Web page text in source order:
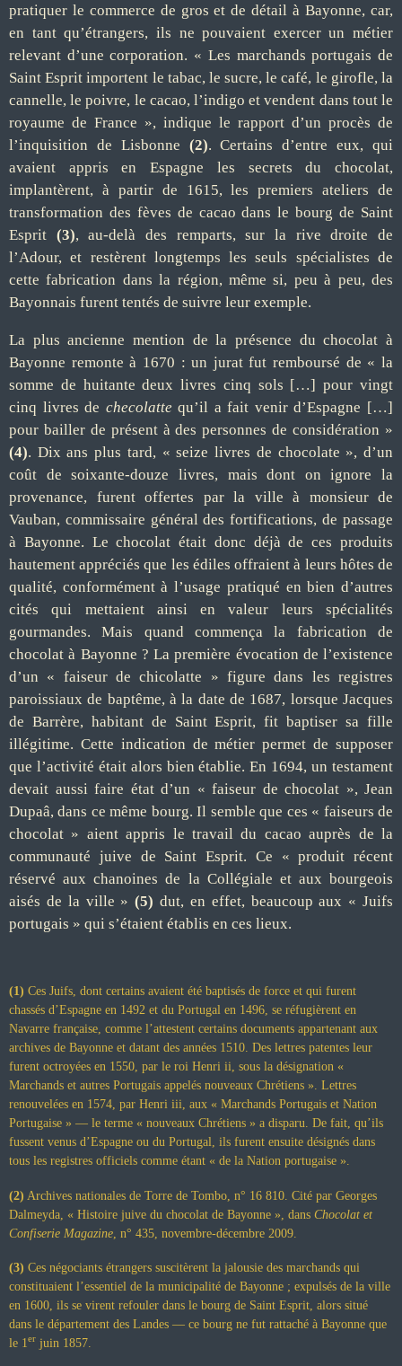
pratiquer le commerce de gros et de détail à Bayonne, car,
en tant qu’étrangers, ils ne pouvaient exercer un métier
relevant d’une corporation. « Les marchands portugais de
Saint Esprit importent le tabac, le sucre, le café, le girofle, la
cannelle, le poivre, le cacao, l’indigo et vendent dans tout le
royaume de France », indique le rapport d’un procès de
l’inquisition de Lisbonne (2). Certains d’entre eux, qui
avaient appris en Espagne les secrets du chocolat,
implantèrent, à partir de 1615, les premiers ateliers de
transformation des fèves de cacao dans le bourg de Saint
Esprit (3), au-delà des remparts, sur la rive droite de
l’Adour, et restèrent longtemps les seuls spécialistes de
cette fabrication dans la région, même si, peu à peu, des
Bayonnais furent tentés de suivre leur exemple.
La plus ancienne mention de la présence du chocolat à
Bayonne remonte à 1670 : un jurat fut remboursé de « la
somme de huitante deux livres cinq sols […] pour vingt
cinq livres de checolattequ’il a fait venir d’Espagne […]
pour bailler de présent à des personnes de considération »
(4). Dix ans plus tard, « seize livres de chocolate », d’un
coût de soixante-douze livres, mais dont on ignore la
provenance, furent offertes par la ville à monsieur de
Vauban, commissaire général des fortifications, de passage
à Bayonne. Le chocolat était donc déjà de ces produits
hautement appréciés que les édiles offraient à leurs hôtes de
qualité, conformément à l’usage pratiqué en bien d’autres
cités qui mettaient ainsi en valeur leurs spécialités
gourmandes. Mais quand commença la fabrication de
chocolat à Bayonne ? La première évocation de l’existence
d’un « faiseur de chicolatte » figure dans les registres
paroissiaux de baptême, à la date de 1687, lorsque Jacques
de Barrère, habitant de Saint Esprit, fit baptiser sa fille
illégitime. Cette indication de métier permet de supposer
que l’activité était alors bien établie. En 1694, un testament
devait aussi faire état d’un « faiseur de chocolat », Jean
Dupaâ, dans ce même bourg. Il semble que ces « faiseurs de
chocolat » aient appris le travail du cacao auprès de la
communauté juive de Saint Esprit. Ce « produit récent
réservé aux chanoines de la Collégiale et aux bourgeois
aisés de la ville » (5) dut, en effet, beaucoup aux « Juifs
portugais » qui s’étaient établis en ces lieux.
(1) Ces Juifs, dont certains avaient été baptisés de force et qui furent
chassés d’Espagne en 1492 et du Portugal en 1496, se réfugièrent en
Navarre française, comme l’attestent certains documents appartenant aux
archives de Bayonne et datant des années 1510. Des lettres patentes leur
furent octroyées en 1550, par le roi Henri ii, sous la désignation «
Marchands et autres Portugais appelés nouveaux Chrétiens ». Lettres
renouvelées en 1574, par Henri iii, aux « Marchands Portugais et Nation
Portugaise » — le terme « nouveaux Chrétiens » a disparu. De fait, qu’ils
fussent venus d’Espagne ou du Portugal, ils furent ensuite désignés dans
tous les registres officiels comme étant « de la Nation portugaise ».
(2) Archives nationales de Torre de Tombo, n° 16 810. Cité par Georges
Dalmeyda, « Histoire juive du chocolat de Bayonne », dans Chocolat et
Confiserie Magazine , n° 435, novembre-décembre 2009.
(3) Ces négociants étrangers suscitèrent la jalousie des marchands qui
constituaient l’essentiel de la municipalité de Bayonne ; expulsés de la ville
en 1600, ils se virent refouler dans le bourg de Saint Esprit, alors situé
dans le département des Landes — ce bourg ne fut rattaché à Bayonne que
le 1er juin 1857.